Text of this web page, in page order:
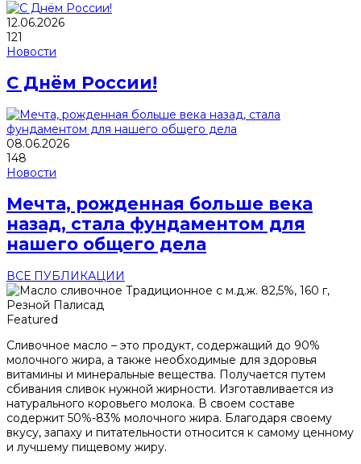
12.06.2026
121
Новости
С Днём России!
08.06.2026
148
Новости
Мечта, рожденная больше века
назад, стала фундаментом для
нашего общего дела
ВСЕ ПУБЛИКАЦИИ
Featured
Сливочное масло – это продукт, содержащий до 90%
молочного жира, а также необходимые для здоровья
витамины и минеральные вещества. Получается путем
сбивания сливок нужной жирности. Изготавливается из
натурального коровьего молока. В своем составе
содержит 50%-83% молочного жира. Благодаря своему
вкусу, запаху и питательности относится к самому ценному
и лучшему пищевому жиру.